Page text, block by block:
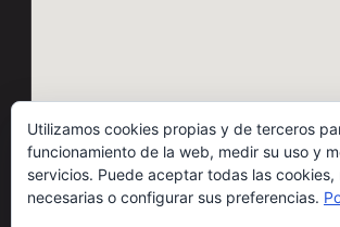
Utilizamos cookies propias y de terceros
funcionamiento de la web, medir su uso y
servicios. Puede aceptar todas las cookies,
necesarias o configurar sus preferencias.